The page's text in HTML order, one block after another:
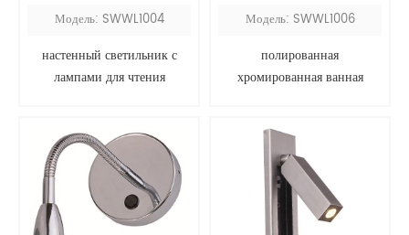
Модель: SWWL1004
настенный светильник с
лампами для чтения
Модель: SWWL1006
полированная
хромированная ванная